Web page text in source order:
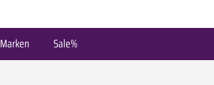
Marken Sale%